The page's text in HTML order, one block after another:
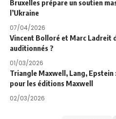
Bruxelles prépare un soutien
l’Ukraine
07/04/2026
Vincent Bolloré et Marc Ladreit
auditionnés ?
01/03/2026
Triangle Maxwell, Lang,
pour les éditions Maxwell
02/03/2026